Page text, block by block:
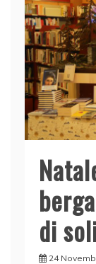
di
24